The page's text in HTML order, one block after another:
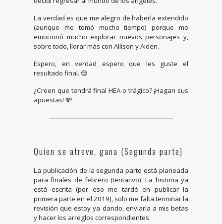
La verdad es que me alegro de haberla extendido
(aunque me tomó mucho tiempo) porque me
emocionó mucho explorar nuevos personajes y,
sobre todo, llorar más con Allison y Aiden.
Espero, en verdad espero que les guste el
resultado final. 😊
¿Creen que tendrá final HEA o trágico? ¡Hagan sus
apuestas! 💸
Quien se atreve, gana (Segunda parte)
La publicación de la segunda parte está planeada
para finales de febrero (tentativo). La historia ya
está escrita (por eso me tardé en publicar la
primera parte en el 2019), solo me falta terminar la
revisión que estoy ya dando, enviarla a mis betas
y hacer los arreglos correspondientes.